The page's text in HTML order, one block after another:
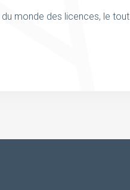
monde des licences, le tout